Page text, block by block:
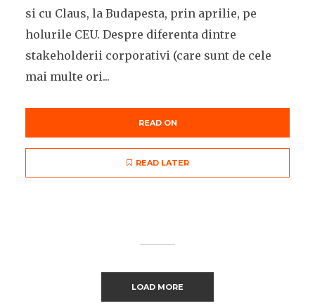
si cu Claus, la Budapesta, prin aprilie, pe
holurile CEU. Despre diferenta dintre
stakeholderii corporativi (care sunt de cele
mai multe ori...
READ ON
READ LATER
LOAD MORE